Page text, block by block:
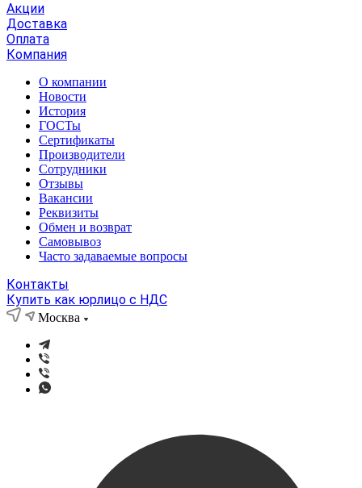
Акции
Доставка
Оплата
Компания
О компании
Новости
История
ГОСТы
Сертификаты
Производители
Сотрудники
Отзывы
Вакансии
Реквизиты
Обмен и возврат
Самовывоз
Часто задаваемые вопросы
Контакты
Купить как юрлицо с НДС
Москва